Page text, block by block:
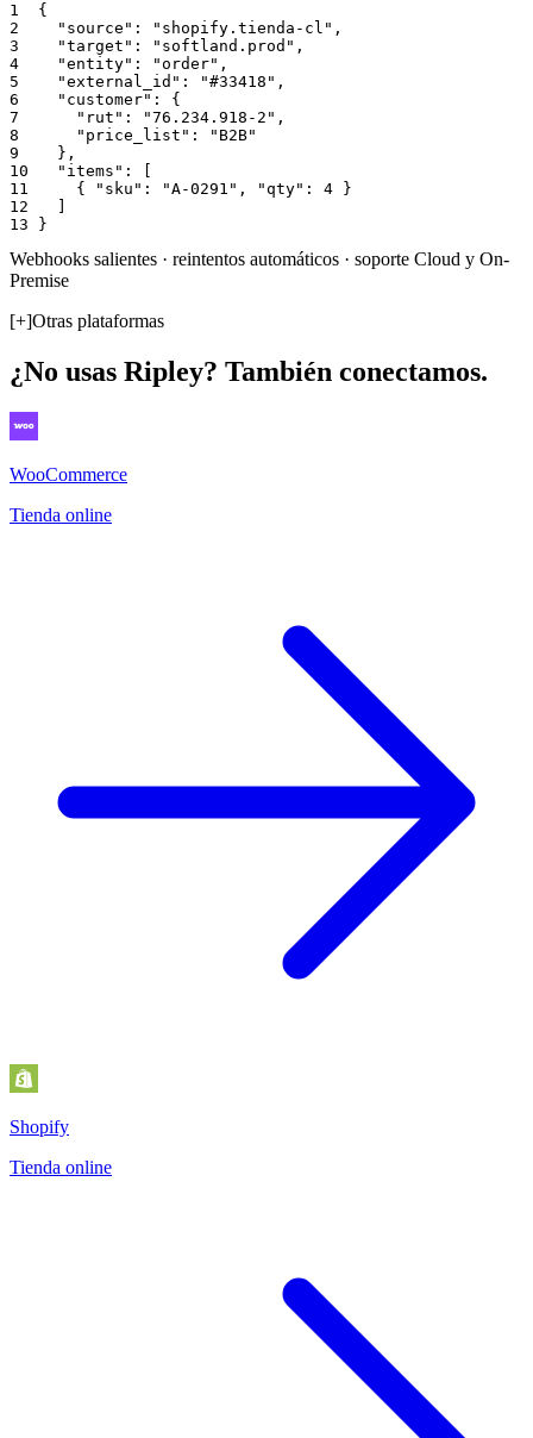
1 {
2
"source" : "shopify.tienda-cl" ,
3
"target" : "softland.prod" ,
4
"entity" : "order" ,
5
"external_id" : "#33418" ,
6
"customer" : {
7
"rut" : "76.234.918-2" ,
8
"price_list" :
"B2B"
9
} ,
10
"items" : [
11
{ "sku" : "A-0291" , "qty" : 4
}
12
13
}
Webhooks salientes · reintentos automáticos · soporte Cloud y On-
Premise
[+]Otras plataformas
¿No usas Ripley? También conectamos.
WooCommerce
Tienda online
Shopify
Tienda online